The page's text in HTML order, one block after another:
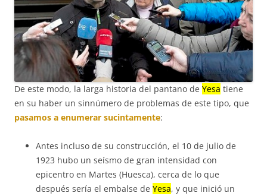
De este modo, la larga historia del pantano de Yesa tiene
en su haber un sinnúmero de problemas de este tipo, que
pasamos a enumerar sucintamente:
Antes incluso de su construcción, el 10 de julio de
1923 hubo un seísmo de gran intensidad con
epicentro en Martes (Huesca), cerca de lo que
después sería el embalse de Yesa, y que inició un